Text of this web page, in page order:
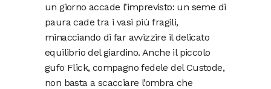
un giorno accade l’imprevisto: un seme di
paura cade tra i vasi più fragili,
minacciando di far avvizzire il delicato
equilibrio del giardino. Anche il piccolo
gufo Flick, compagno fedele del Custode,
non basta a scacciare l’ombra che